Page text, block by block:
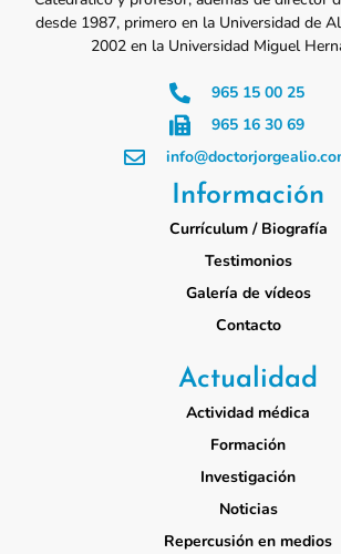
desde 1987, primero en la Universidad de
2002 en la Universidad Miguel
965 15 00 25
965 16 30 69
Información
Currículum / Biografía
Testimonios
Galería de vídeos
Contacto
Actualidad
Actividad médica
Formación
Investigación
Noticias
Repercusión en medios